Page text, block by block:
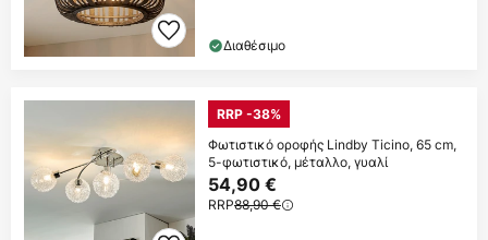
Διαθέσιμο
RRP -38%
Φωτιστικό οροφής Lindby Ticino, 65 cm,
5-φωτιστικό, μέταλλο, γυαλί
54,90 €
RRP88,90 €